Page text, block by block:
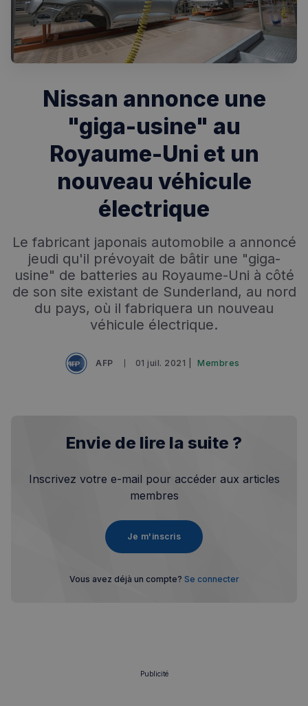
Recherche ✨ Chatbot IA
Rechercher dans Français à Londres - Magazine
RECHERCHES POPULAIRES
Visites guidées
Événements à venir
Nissan annonce une
"giga-usine" au
Royaume-Uni et un
nouveau véhicule
électrique
Le fabricant japonais automobile a annoncé
jeudi qu'il prévoyait de bâtir une "giga-
usine" de batteries au Royaume-Uni à côté
de son site existant de Sunderland, au nord
du pays, où il fabriquera un nouveau
véhicule électrique.
AFP 01 juil. 2021 | Membres
Envie de lire la suite ?
Inscrivez votre e-mail pour accéder aux articles
membres
Je m'inscris
Vous avez déjà un compte? Se connecter
Publicité